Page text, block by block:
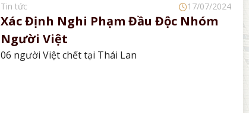
Tin tức 17/07/2024
Xác Định Nghi Phạm Đầu Độc Nhóm
Người Việt
06 người Việt chết tại Thái Lan